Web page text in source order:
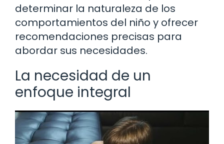
determinar la naturaleza de los
comportamientos del niño y ofrecer
recomendaciones precisas para
abordar sus necesidades.
La necesidad de un
enfoque integral